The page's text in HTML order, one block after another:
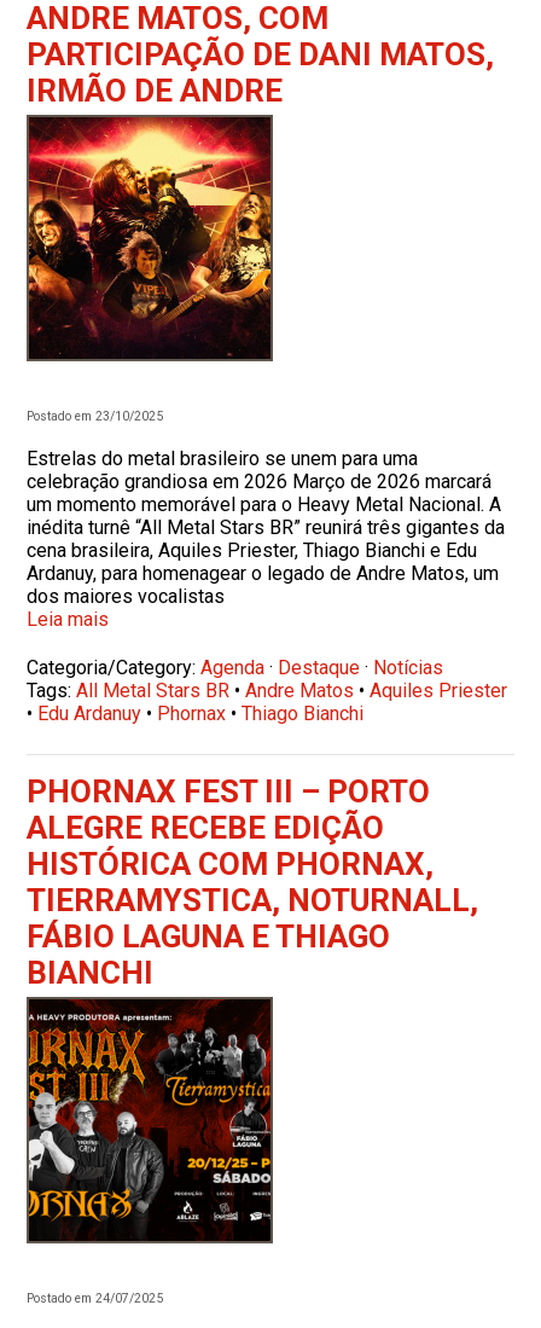
ANDRE MATOS, COM
PARTICIPAÇÃO DE DANI MATOS,
IRMÃO DE ANDRE
Postado em 23/10/2025
Estrelas do metal brasileiro se unem para uma
celebração grandiosa em 2026 Março de 2026 marcará
um momento memorável para o Heavy Metal Nacional. A
inédita turnê “All Metal Stars BR” reunirá três gigantes da
cena brasileira, Aquiles Priester, Thiago Bianchi e Edu
Ardanuy, para homenagear o legado de Andre Matos, um
dos maiores vocalistas
Leia mais
Categoria/Category:Agenda · Destaque · Notícias
Tags:All Metal Stars BR •Andre Matos •Aquiles Priester
• Edu Ardanuy • Phornax •Thiago Bianchi
PHORNAX FEST III – PORTO
ALEGRE RECEBE EDIÇÃO
HISTÓRICA COM PHORNAX,
TIERRAMYSTICA, NOTURNALL,
FÁBIO LAGUNA E THIAGO
BIANCHI
Postado em 24/07/2025